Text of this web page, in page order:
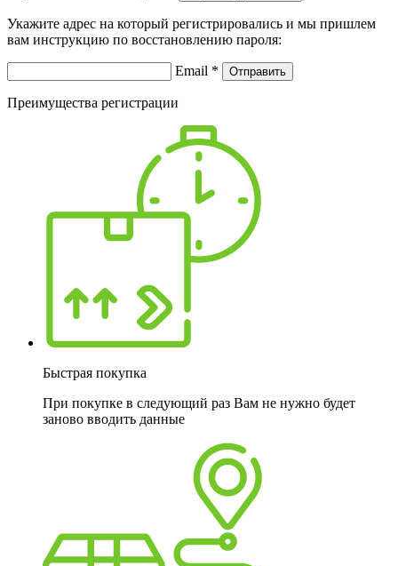
Укажите адрес на который регистрировались и мы пришлем
вам инструкцию по восстановлению пароля:
Email * Отправить
Преимущества регистрации
Быстрая покупка
При покупке в следующий раз Вам не нужно будет
заново вводить данные